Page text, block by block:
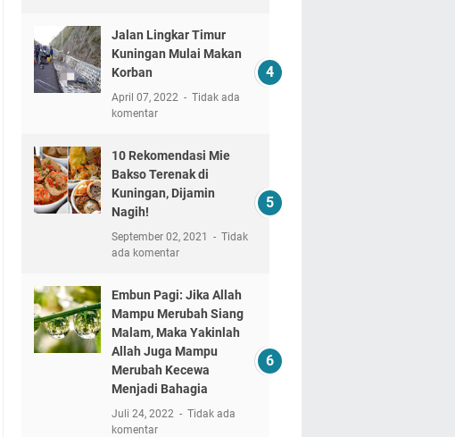
Jalan Lingkar Timur
Kuningan Mulai Makan
Korban
April 07, 2022
Tidak ada
komentar
10 Rekomendasi Mie
Bakso Terenak di
Kuningan, Dijamin
Nagih!
September 02, 2021
Tidak
ada komentar
Embun Pagi: Jika Allah
Mampu Merubah Siang
Malam, Maka Yakinlah
Allah Juga Mampu
Merubah Kecewa
Menjadi Bahagia
Juli 24, 2022
Tidak ada
komentar